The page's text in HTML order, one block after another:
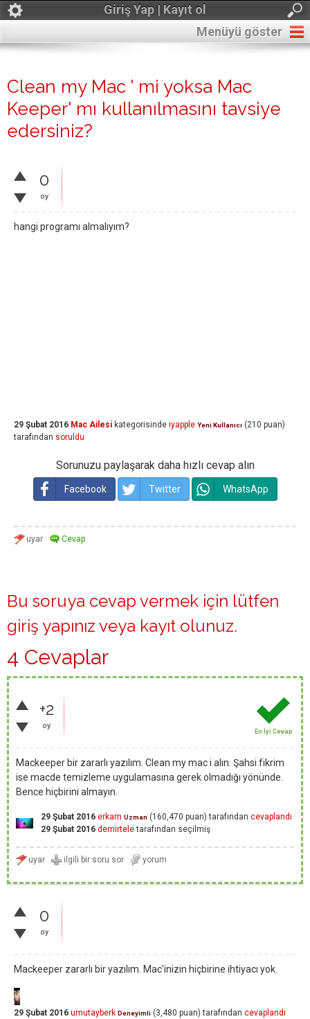
Giriş Yap | Kayıt ol
Menüyü göster
Clean my Mac ' mi yoksa Mac
Keeper' mı kullanılmasını tavsiye
edersiniz?
0
oy
hangi programı almalıyım?
29 Şubat 2016 Mac Ailesi kategorisinde iyapple Yeni Kullanıcı (210 puan)
tarafından soruldu
Sorunuzu paylaşarak daha hızlı cevap alın
Facebook Twitter WhatsApp
Bu soruya cevap vermek için lütfen
giriş yapınız veya kayıt olunuz.
4 Cevaplar
+2
oy
En İyi Cevap
Mackeeper bir zararlı yazılım. Clean my mac i alın. Şahsi fikrim
ise macde temizleme uygulamasına gerek olmadığı yönünde.
Bence hiçbirini almayın.
29 Şubat 2016 erkam Uzman (160,470 puan) tarafından cevaplandı
29 Şubat 2016 demirteletarafından seçilmiş
0
oy
Mackeeper zararlı bir yazılım. Mac'inizin hiçbirine ihtiyacı yok.
29 Şubat 2016 umutayberk Deneyimli (3,480 puan) tarafından cevaplandı